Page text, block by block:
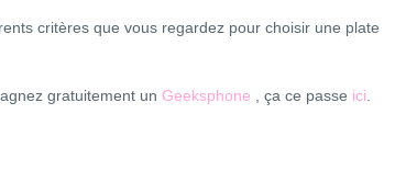
critères que vous regardez pour choisir une plate
gratuitement un Geeksphone , ça ce passe ici